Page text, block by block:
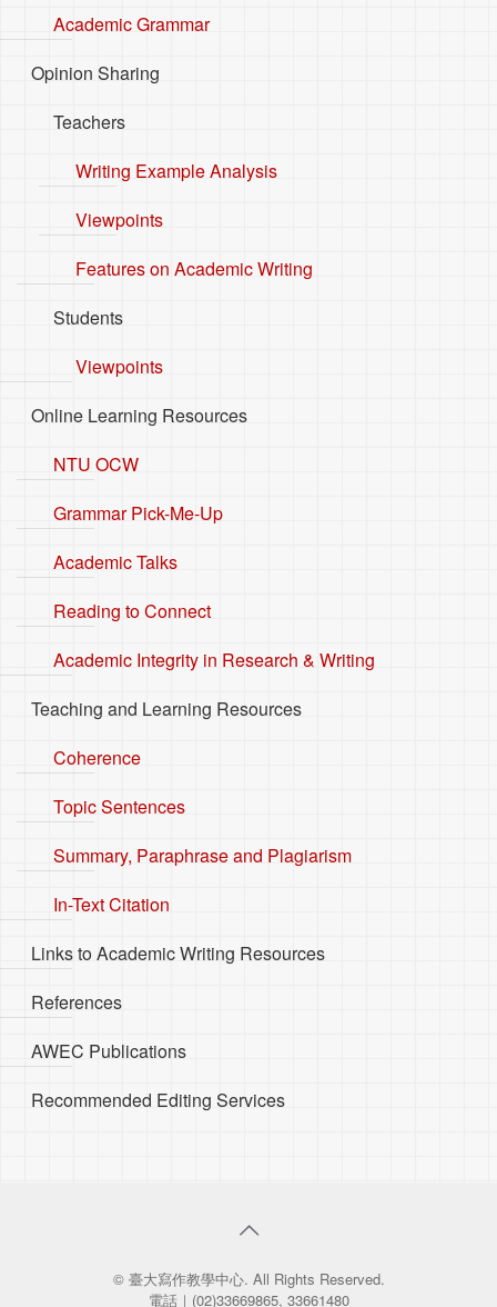
Academic Grammar
Opinion Sharing
Teachers
Writing Example Analysis
Viewpoints
Features on Academic Writing
Students
Viewpoints
Online Learning Resources
NTU OCW
Grammar Pick-Me-Up
Academic Talks
Reading to Connect
Academic Integrity in Research & Writing
Teaching and Learning Resources
Coherence
Topic Sentences
Summary, Paraphrase and Plagiarism
In-Text Citation
Links to Academic Writing Resources
References
AWEC Publications
Recommended Editing Services
© 臺大寫作教學中心. All Rights Reserved.
電話｜(02)33669865, 33661480